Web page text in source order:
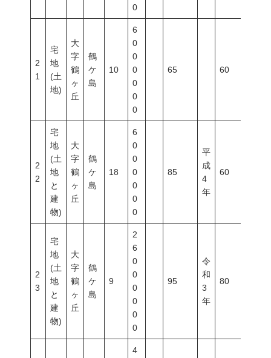
0
2
1
宅
地
(土
地)
大
字
鶴
ヶ
丘
鶴
ケ
島
10
6
0
0
0
0
0
0
65 60
2
2
宅
地
(土
地
と
建
物)
大
字
鶴
ヶ
丘
鶴
ケ
島
18
6
0
0
0
0
0
0
85
平
成
4
年
60
2
3
宅
地
(土
地
と
建
物)
大
字
鶴
ヶ
丘
鶴
ケ
島
9
2
6
0
0
0
0
0
0
95
令
和
3
年
80
4